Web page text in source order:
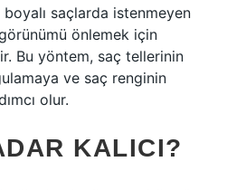
saçlarda istenmeyen
önlemek için
Bu yöntem, saç tellerinin
ve saç renginin
olur.
KALICI?